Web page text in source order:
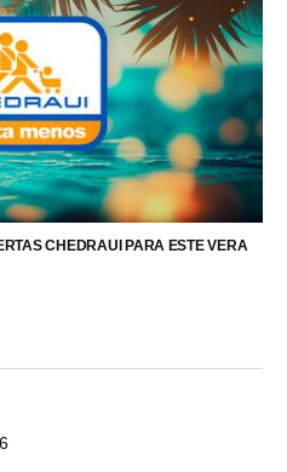
CHEDRAUI PARA ESTE VERA